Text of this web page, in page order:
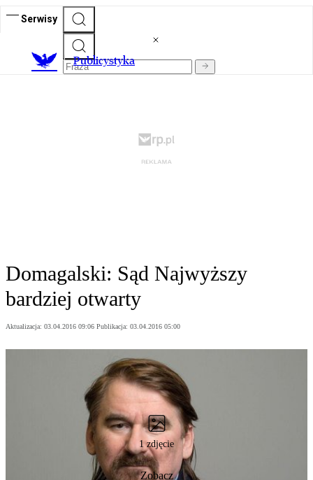
Serwisy
Publicystyka
Domagalski: Sąd Najwyższy
bardziej otwarty
Aktualizacja: 03.04.2016 09:06 Publikacja: 03.04.2016 05:00
1 zdjęcie
Zobacz